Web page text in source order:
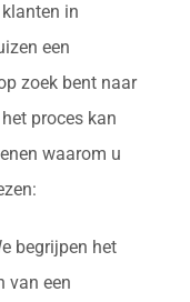
in
een
zoek bent naar
proces kan
waarom u
begrijpen het
van een